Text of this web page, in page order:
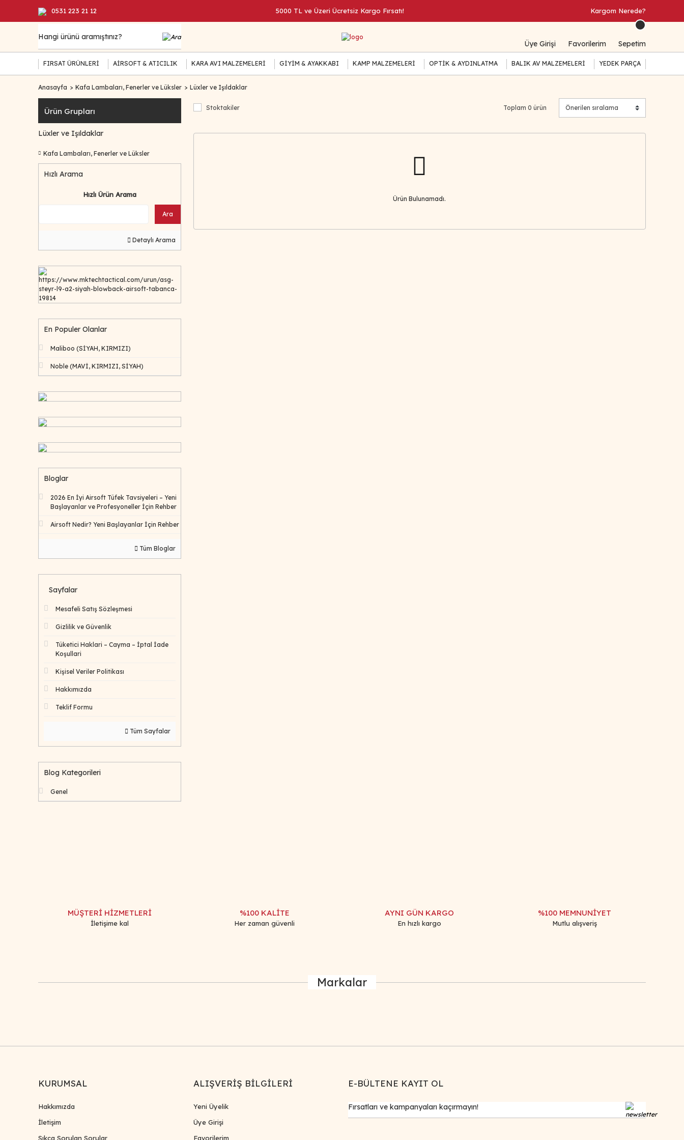
0531 223 21 12 5000 TL ve Üzeri Ücretsiz Kargo Fırsatı! Kargom Nerede?
Üye Girişi Favorilerim Sepetim
FIRSAT ÜRÜNLERİ AİRSOFT & ATICILIK KARA AVI MALZEMELERİ GİYİM & AYAKKABI KAMP MALZEMELERİ OPTİK & AYDINLATMA BALIK AV MALZEMELERİ YEDEK PARÇA
Anasayfa Kafa Lambaları, Fenerler ve Lüksler Lüxler ve Işıldaklar
Ürün Grupları
Lüxler ve Işıldaklar
Kafa Lambaları, Fenerler ve Lüksler
Hızlı Arama
Hızlı Ürün Arama
Ara
Detaylı Arama
https://www.mktechtactical.com/urun/asg-
steyr-l9-a2-siyah-blowback-airsoft-tabanca-
19814
En Populer Olanlar
Maliboo (SİYAH, KIRMIZI)
Noble (MAVİ, KIRMIZI, SİYAH)
Bloglar
2026 En İyi Airsoft Tüfek Tavsiyeleri – Yeni
Başlayanlar ve Profesyoneller İçin Rehber
Airsoft Nedir? Yeni Başlayanlar İçin Rehber
Tüm Bloglar
Sayfalar
Mesafeli Satış Sözleşmesi
Gizlilik ve Güvenlik
Tüketici Haklari – Cayma – İptal İade
Koşullari
Kişisel Veriler Politikası
Hakkımızda
Teklif Formu
Tüm Sayfalar
Blog Kategorileri
Genel
Stoktakiler Toplam 0 ürün
Ürün Bulunamadı.
MÜŞTERİ HİZMETLERİ
İletişime kal
%100 KALİTE
Her zaman güvenli
AYNI GÜN KARGO
En hızlı kargo
%100 MEMNUNİYET
Mutlu alışveriş
Markalar
KURUMSAL
Hakkımızda
İletişim
Sıkça Sorulan Sorular
ALIŞVERİŞ BİLGİLERİ
Yeni Üyelik
Üye Girişi
Favorilerim
E-BÜLTENE KAYIT OL